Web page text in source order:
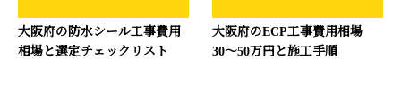
大阪府の防水シール工事費用
相場と選定チェックリスト
大阪府のECP工事費用相場
30〜50万円と施工手順